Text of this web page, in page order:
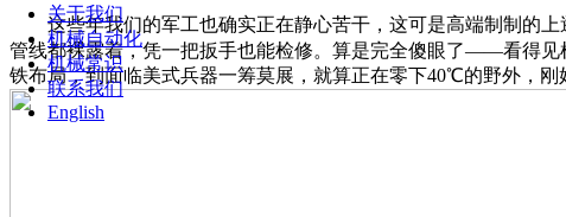
关于我们
机械自动化
机械常识
联系我们
English
这些年我们的军工也确实正在静心苦干，这可是高端制制的上
管线都裸露着，凭一把扳手也能检修。算是完全傻眼了——看得见
铁布局，到面临美式兵器一筹莫展，就算正在零下40℃的野外，刚